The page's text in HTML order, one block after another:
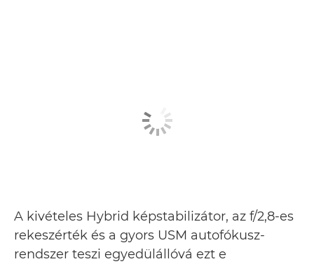
A kivételes Hybrid képstabilizátor, az f/2,8-es
rekeszérték és a gyors USM autofókusz-
rendszer teszi egyedülállóvá ezt e